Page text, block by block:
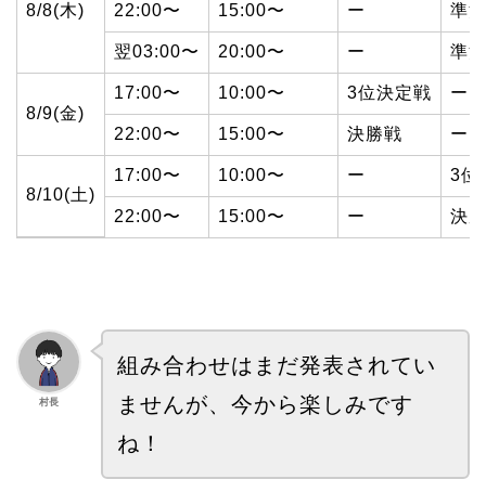
8/8(木) 22:00〜 15:00〜 ー 準
翌03:00〜 20:00〜 ー 準
8/9(金)
17:00〜 10:00〜 3位決定戦 ー
22:00〜 15:00〜 決勝戦 ー
8/10(土)
17:00〜 10:00〜 ー 3位
22:00〜 15:00〜 ー 決
村長
組み合わせはまだ発表されてい
ませんが、今から楽しみです
ね！